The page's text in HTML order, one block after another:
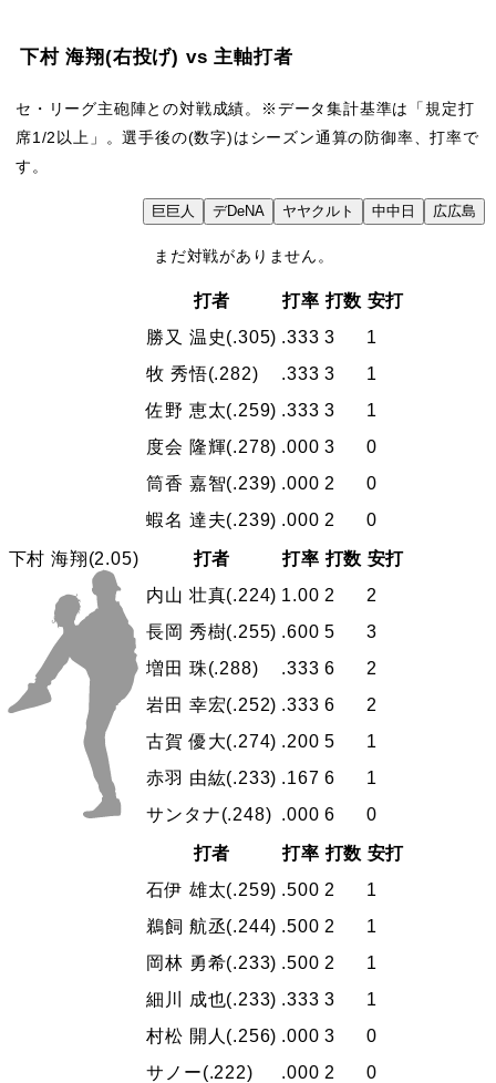
下村 海翔(右投げ) vs 主軸打者
セ・リーグ主砲陣との対戦成績。※データ集計基準は「規定打
席1/2以上」。選手後の(数字)はシーズン通算の防御率、打率で
す。
巨 巨人 デDeNA ヤヤクルト 中中日 広広島
下村 海翔(2.05)
まだ対戦がありません。
打者 打率 打数 安打
勝又 温史(.305) .333 3
1
牧 秀悟(.282) .333 3
1
佐野 恵太(.259) .333 3
1
度会 隆輝(.278) .000 3
0
筒香 嘉智(.239) .000 2
0
蝦名 達夫(.239) .000 2 0
打者 打率 打数 安打
内山 壮真(.224) 1.00 2
2
長岡 秀樹(.255) .600 5
3
増田 珠(.288) .333 6
2
岩田 幸宏(.252) .333 6
2
古賀 優大(.274) .200 5
1
赤羽 由紘(.233) .167 6
1
サンタナ(.248) .000 6 0
打者 打率 打数 安打
石伊 雄太(.259) .500 2
1
鵜飼 航丞(.244) .500 2
1
岡林 勇希(.233) .500 2
1
細川 成也(.233) .333 3
1
村松 開人 (.256) .000 3
0
サノー(.222) .000 2 0